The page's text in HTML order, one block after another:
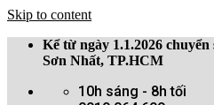
Skip to content
Kể từ ngày 1.1.2026
Sơn Nhất, TP.HCM
10h sáng - 8h tối